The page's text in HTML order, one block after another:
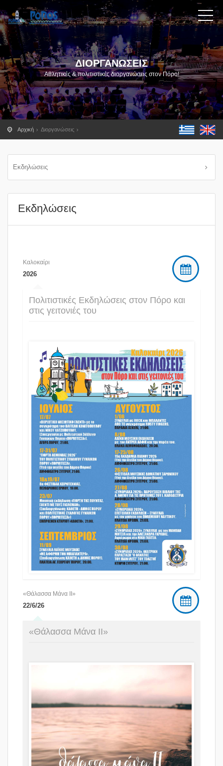
ΔΙΟΡΓΑΝΩΣΕΙΣ
Αθλητικές & πολιτιστικές διοργανώσεις στον Πόρο!
Αρχική Διοργανώσεις
Εκδηλώσεις
Εκδηλώσεις
Καλοκαίρι
2026
Πολιτιστικές Εκδηλώσεις στον Πόρο και
στις γειτονιές του
«Θάλασσα Μάνα ΙΙ»
22/6/26
«Θάλασσα Μάνα ΙΙ»